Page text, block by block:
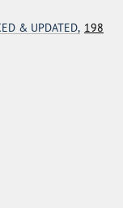
& UPDATED, 1987